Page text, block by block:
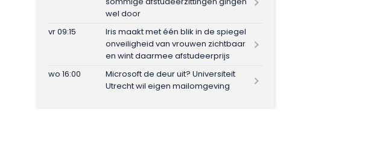
wel door
vr 09:15
Iris maakt met één blik in de spiegel
onveiligheid van vrouwen zichtbaar
en wint daarmee afstudeerprijs
wo 16:00
Microsoft de deur uit? Universiteit
Utrecht wil eigen mailomgeving